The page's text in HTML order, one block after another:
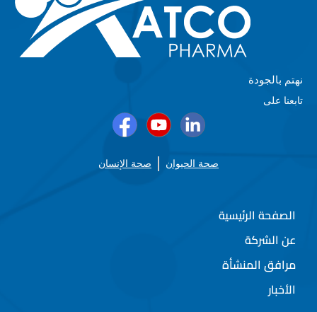
نهتم بالجودة
تابعنا على
صحة الحيوان صحة الإنسان
الصفحة الرئيسية
عن الشركة
مرافق المنشأة
الأخبار